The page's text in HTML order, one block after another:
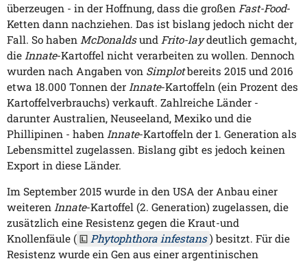
überzeugen - in der Hoffnung, dass die großen Fast-Food-
Ketten dann nachziehen. Das ist bislang jedoch nicht der
Fall. So haben McDonaldsund Frito-laydeutlich gemacht,
die Innate-Kartoffel nicht verarbeiten zu wollen. Dennoch
wurden nach Angaben von Simplotbereits 2015 und 2016
etwa 18.000 Tonnen der Innate-Kartoffeln (ein Prozent des
Kartoffelverbrauchs) verkauft. Zahlreiche Länder -
darunter Australien, Neuseeland, Mexiko und die
Phillipinen - haben Innate-Kartoffeln der 1. Generation als
Lebensmittel zugelassen. Bislang gibt es jedoch keinen
Export in diese Länder.
Im September 2015 wurde in den USA der Anbau einer
weiteren Innate-Kartoffel (2. Generation) zugelassen, die
zusätzlich eine Resistenz gegen die Kraut-und
Knollenfäule (
Phytophthora infestans ) besitzt. Für die
Resistenz wurde ein Gen aus einer argentinischen